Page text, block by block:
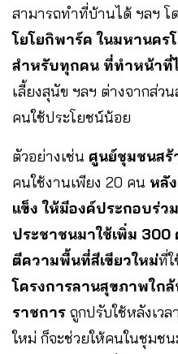
สามารถทำที่บ้านได้ ฯลฯ โ
โยโยกิพาร์ค ในมหานคร
สำหรับทุกคน ที่ทำหน้าที่
เลี้ยงสุนัข ฯลฯ ต่างจากส่
คนใช้ประโยชน์น้อย
ตัวอย่างเช่น ศูนย์ชุมชนสร้
คนใช้งานเพียง 20 คน หลั
แข็ง ให้มีองค์ประกอบร่
ประชาชนมาใช้เพิ่ม 300
ตีความพื้นที่สีเขียวใหม่ที่
โครงการลานสุขภาพใก
ราชการ ถูกปรับใช้หลังเว
ใหม่ ก็จะช่วยให้คนในชุมช